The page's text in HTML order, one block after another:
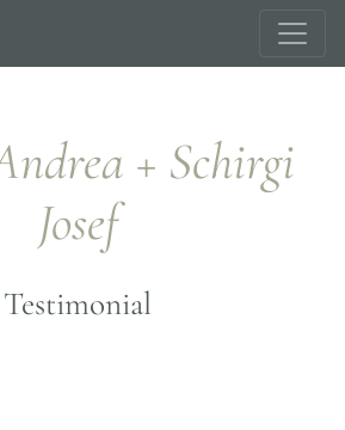
+ Schirgi
Josef
Testimonial